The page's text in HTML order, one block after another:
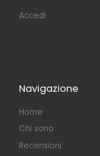
Accedi
Navigazione
Home
Chi sono
Recensioni